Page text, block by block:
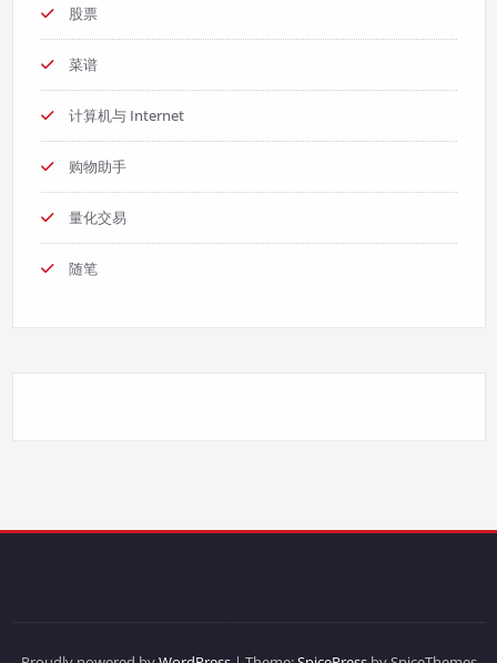
股票
菜谱
计算机与 Internet
购物助手
量化交易
随笔